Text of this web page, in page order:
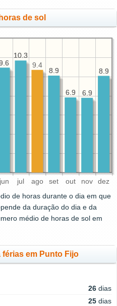
de sol
jun jul ago set out nov dez
8.9
6.9
6.9
8.9
10.3
8.9
6.9
6.9
8.9
9.4
10.3
de horas durante o dia em que
da duração do dia e da
médio de horas de sol em
férias em Punto Fijo
26 dias
25 dias